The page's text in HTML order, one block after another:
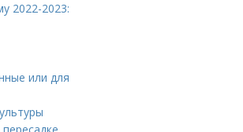
2022-2023:
или для